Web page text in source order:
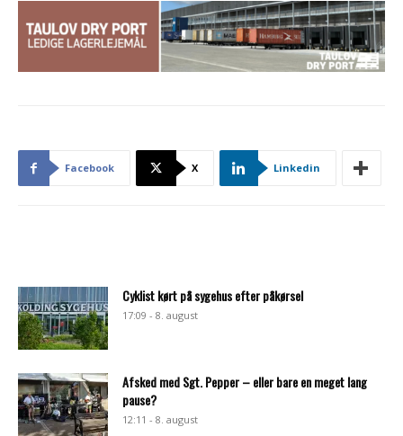
Facebook X Linkedin
Cyklist kørt på sygehus efter påkørsel
17:09 - 8. august
Afsked med Sgt. Pepper – eller bare en meget lang
pause?
12:11 - 8. august